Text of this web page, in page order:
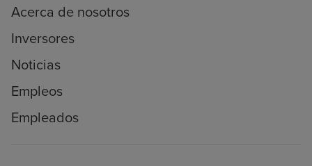
Acerca de nosotros
Inversores
Noticias
Empleos
Empleados